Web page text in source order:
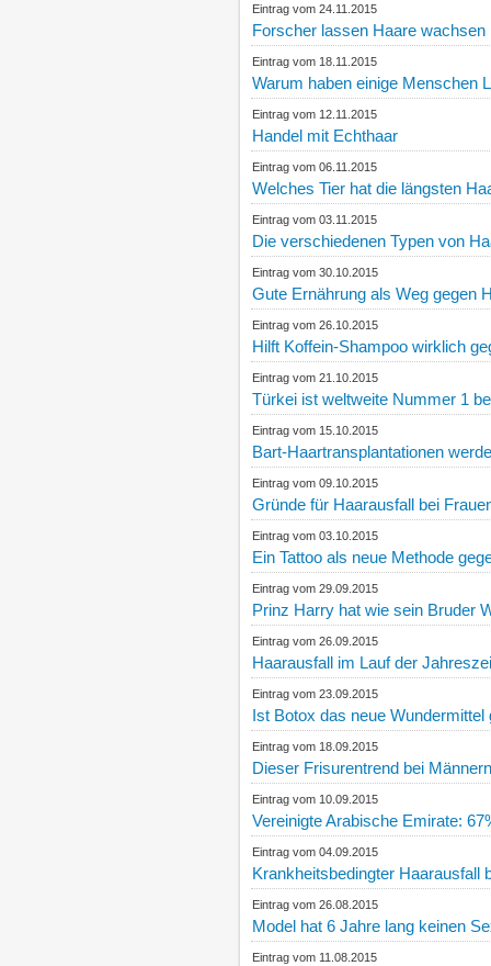
Eintrag vom 24.11.2015
Forscher lassen Haare wachsen
Eintrag vom 18.11.2015
Warum haben einige Menschen
Eintrag vom 12.11.2015
Handel mit Echthaar
Eintrag vom 06.11.2015
Welches Tier hat die längsten
Eintrag vom 03.11.2015
Die verschiedenen Typen von
Eintrag vom 30.10.2015
Gute Ernährung als Weg gegen
Eintrag vom 26.10.2015
Hilft Koffein-Shampoo wirklich
Eintrag vom 21.10.2015
Türkei ist weltweite Nummer 1
Eintrag vom 15.10.2015
Bart-Haartransplantationen
Eintrag vom 09.10.2015
Gründe für Haarausfall bei
Eintrag vom 03.10.2015
Ein Tattoo als neue Methode
Eintrag vom 29.09.2015
Prinz Harry hat wie sein Bruder
Eintrag vom 26.09.2015
Haarausfall im Lauf der
Eintrag vom 23.09.2015
Ist Botox das neue Wundermittel
Eintrag vom 18.09.2015
Dieser Frisurentrend bei
Eintrag vom 10.09.2015
Vereinigte Arabische Emirate:
Eintrag vom 04.09.2015
Krankheitsbedingter Haarausfall
Eintrag vom 26.08.2015
Model hat 6 Jahre lang keinen
Eintrag vom 11.08.2015